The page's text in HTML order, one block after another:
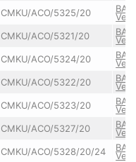
CMKU/ACO/5325/20
CMKU/ACO/5321/20
CMKU/ACO/5324/20
CMKU/ACO/5322/20
CMKU/ACO/5323/20
CMKU/ACO/5327/20
CMKU/ACO/5328/20/24